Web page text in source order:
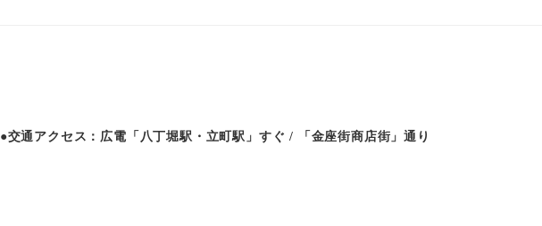
●交通アクセス：広電「八丁堀駅・立町駅」すぐ / 「金座街商店街」通り